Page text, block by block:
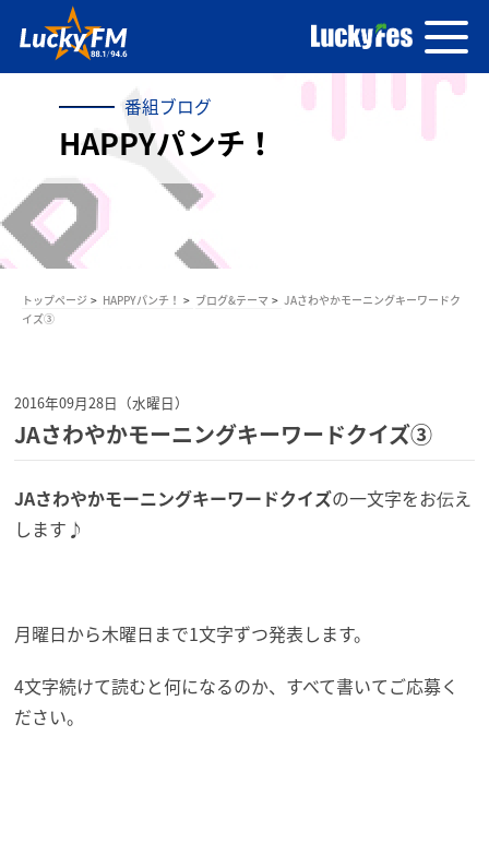
番組ブログ
HAPPYパンチ！
トップページ HAPPYパンチ！ ブログ&テーマ
JAさわやかモーニングキーワードク
イズ③
2016年09月28日（水曜日）
JAさわやかモーニングキーワードクイズ③
JAさわやかモーニングキーワードクイズの一文字をお伝え
します♪
月曜日から木曜日まで1文字ずつ発表します。
4文字続けて読むと何になるのか、すべて書いてご応募く
ださい。